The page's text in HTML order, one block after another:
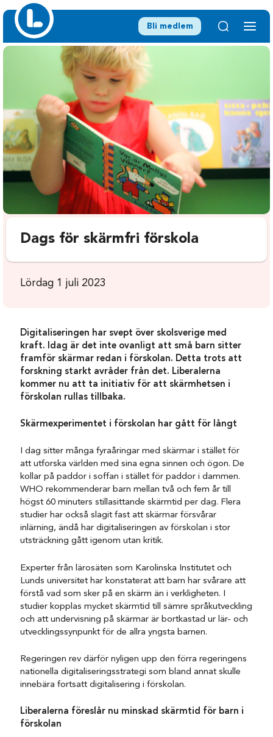
Bli medlem
Dags för skärmfri förskola
Lördag 1 juli 2023
Digitaliseringen har svept över skolsverige med
kraft. Idag är det inte ovanligt att små barn sitter
framför skärmar redan i förskolan. Detta trots att
forskning starkt avråder från det. Liberalerna
kommer nu att ta initiativ för att skärmhetsen i
förskolan rullas tillbaka.
Skärmexperimentet i förskolan har gått för långt
I dag sitter många fyraåringar med skärmar i stället för
att utforska världen med sina egna sinnen och ögon. De
kollar på paddor i soffan i stället för paddor i dammen.
WHO rekommenderar barn mellan två och fem år till
högst 60 minuters stillasittande skärmtid per dag. Flera
studier har också slagit fast att skärmar försvårar
inlärning, ändå har digitaliseringen av förskolan i stor
utsträckning gått igenom utan kritik.
Experter från lärosäten som Karolinska Institutet och
Lunds universitet har konstaterat att barn har svårare att
förstå vad som sker på en skärm än i verkligheten. I
studier kopplas mycket skärmtid till sämre språkutveckling
och att undervisning på skärmar är bortkastad ur lär- och
utvecklingssynpunkt för de allra yngsta barnen.
Regeringen rev därför nyligen upp den förra regeringens
nationella digitaliseringsstrategi som bland annat skulle
innebära fortsatt digitalisering i förskolan.
Liberalerna föreslår nu minskad skärmtid för barn i
förskolan